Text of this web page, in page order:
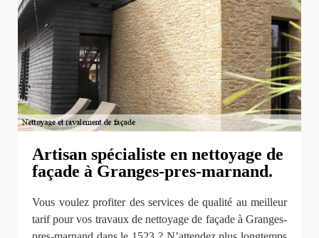
Artisan spécialiste en nettoyage de
façade à Granges-pres-marnand.
Vous voulez profiter des services de qualité au meilleur
tarif pour vos travaux de nettoyage de façade à Granges-